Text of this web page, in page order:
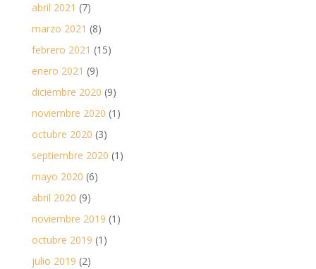
abril 2021 (7)
marzo 2021 (8)
febrero 2021 (15)
enero 2021 (9)
diciembre 2020 (9)
noviembre 2020 (1)
octubre 2020 (3)
septiembre 2020 (1)
mayo 2020 (6)
abril 2020 (9)
noviembre 2019 (1)
octubre 2019 (1)
julio 2019 (2)